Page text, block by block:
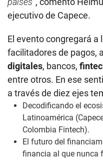
ejecutivo de Capece.
El evento congregará a
facilitadores de pagos,
digitales, bancos,
entre otros. En ese
a través de diez ejes
Decodificando el
Latinoamérica
Colombia Fintech).
El futuro del
financia al que nunca